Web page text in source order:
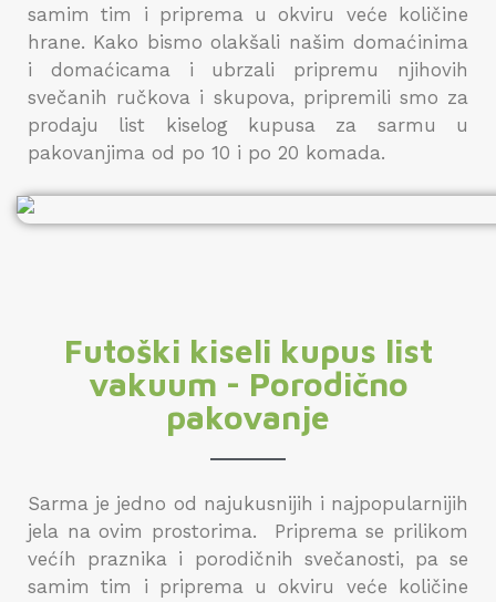
samim tim i priprema u okviru veće količine
hrane. Kako bismo olakšali našim domaćinima
i domaćicama i ubrzali pripremu njihovih
svečanih ručkova i skupova, pripremili smo za
prodaju list kiselog kupusa za sarmu u
pakovanjima od po 10 i po 20 komada.
Futoški kiseli kupus list
vakuum - Porodično
pakovanje
Sarma je jedno od najukusnijih i najpopularnijih
jela na ovim prostorima. Priprema se prilikom
većíh praznika i porodičnih svečanosti, pa se
samim tim i priprema u okviru veće količine